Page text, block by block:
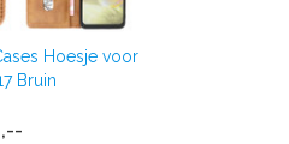
Hoesje voor
Bruin